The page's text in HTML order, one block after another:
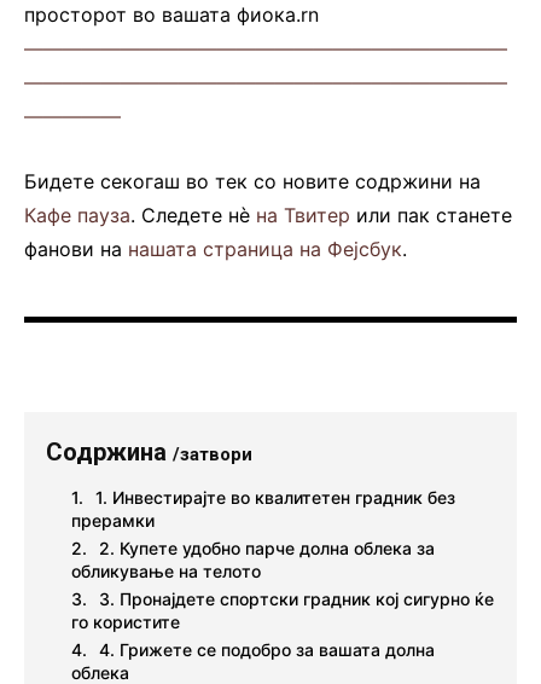
просторот во вашата фиока.rn
—————————————————————————
—————————————————————————
—————
Бидете секогаш во тек со новите содржини на
Кафе пауза. Следете нè на Твитер или пак станете
фанови на нашата страница на Фејсбук.
Содржина /затвори
1. Инвестирајте во квалитетен градник без
прерамки
2. Купете удобно парче долна облека за
обликување на телото
3. Пронајдете спортски градник кој сигурно ќе
го користите
4. Грижете се подобро за вашата долна
облека